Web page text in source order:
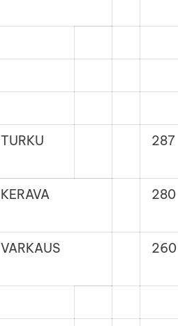
TURKU 287
KERAVA 280
VARKAUS 260